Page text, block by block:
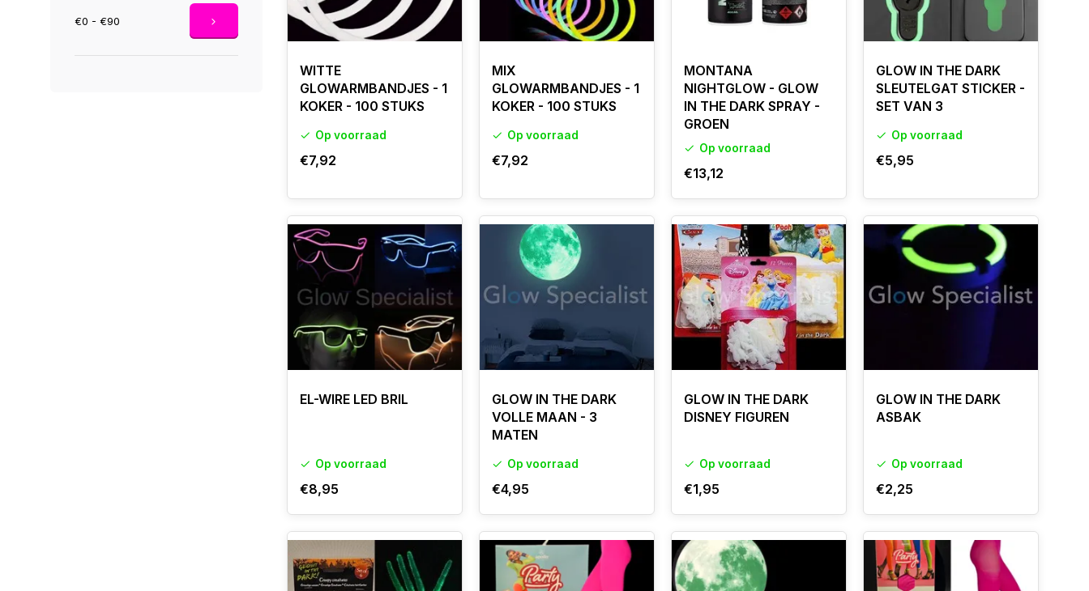
€0 - €90
WITTE
GLOWARMBANDJES - 1
KOKER - 100 STUKS
Op voorraad
€7,92
MIX
GLOWARMBANDJES - 1
KOKER - 100 STUKS
Op voorraad
€7,92
MONTANA
NIGHTGLOW - GLOW
IN THE DARK SPRAY -
GROEN
Op voorraad
€13,12
GLOW IN THE DARK
SLEUTELGAT STICKER -
SET VAN 3
Op voorraad
€5,95
EL-WIRE LED BRIL
Op voorraad
€8,95
GLOW IN THE DARK
VOLLE MAAN - 3
MATEN
Op voorraad
€4,95
GLOW IN THE DARK
DISNEY FIGUREN
Op voorraad
€1,95
GLOW IN THE DARK
ASBAK
Op voorraad
€2,25